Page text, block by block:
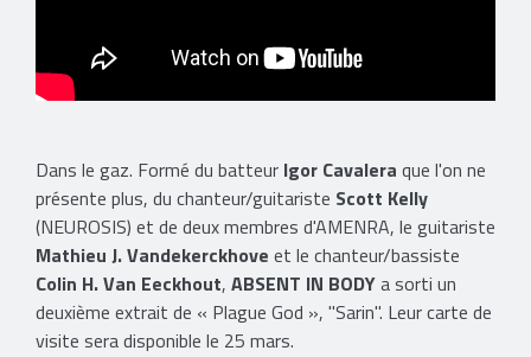
Dans le gaz. Formé du batteur Igor Cavalera que l'on ne
présente plus, du chanteur/guitariste Scott Kelly
(NEUROSIS) et de deux membres d'AMENRA, le guitariste
Mathieu J. Vandekerckhove et le chanteur/bassiste
Colin H. Van Eeckhout, ABSENT IN BODYa sorti un
deuxième extrait de « Plague God », "Sarin". Leur carte de
visite sera disponible le 25 mars.